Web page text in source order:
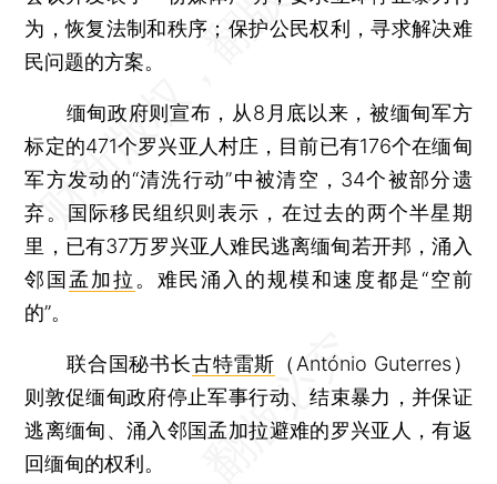
为，恢复法制和秩序；保护公民权利，寻求解决难
民问题的方案。
缅甸政府则宣布，从8月底以来，被缅甸军方
标定的471个罗兴亚人村庄，目前已有176个在缅甸
军方发动的“清洗行动”中被清空，34个被部分遗
弃。国际移民组织则表示，在过去的两个半星期
里，已有37万罗兴亚人难民逃离缅甸若开邦，涌入
邻国 孟加拉 。难民涌入的规模和速度都是“空前
的”。
联合国秘书长古特雷斯 （António Guterres）
则敦促缅甸政府停止军事行动、结束暴力，并保证
逃离缅甸、涌入邻国孟加拉避难的罗兴亚人，有返
回缅甸的权利。